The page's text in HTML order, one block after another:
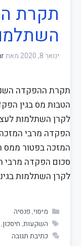
תקרת
ינואר 8, 2020 מאת
תקרת ההפקדה
הטבות מס בגין
הפקדה מרבי
המזכה בפטור ממס
סכום הפקדה מרבי
לקרן השתלמות
מיסוי, פנסיה
השקעות, חיסכון,
כתיבת תגובה